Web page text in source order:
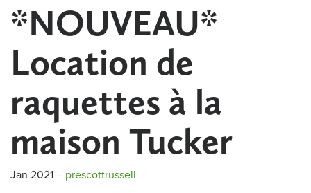
*NOUVEAU*
Location de
raquettes à la
maison Tucker
Jan 2021– prescottrussell